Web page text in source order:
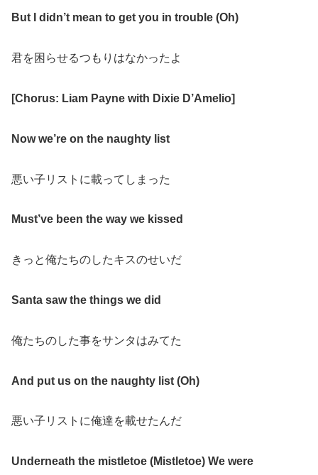
But I didn’t mean to get you in trouble (Oh)
君を困らせるつもりはなかったよ
[Chorus: Liam Payne with Dixie D’Amelio]
Now we’re on the naughty list
悪い子リストに載ってしまった
Must’ve been the way we kissed
きっと俺たちのしたキスのせいだ
Santa saw the things we did
俺たちのした事をサンタはみてた
And put us on the naughty list (Oh)
悪い子リストに俺達を載せたんだ
Undernеath the mistletoe (Mistlеtoe) We were